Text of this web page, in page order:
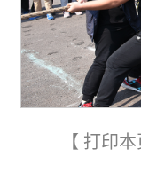
【 打印本